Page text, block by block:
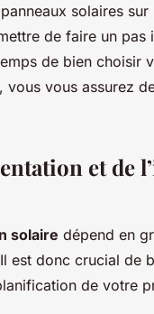
solaires
de faire un
de bien choisir
vous vous assurez
et de
solaire dépend en
est donc crucial de
de votre